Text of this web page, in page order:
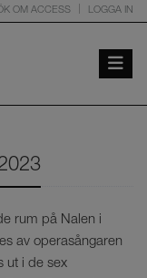
OM ACCESS LOGGA IN
Toggle
rum på Nalen i
av operasångaren
ut i de sex